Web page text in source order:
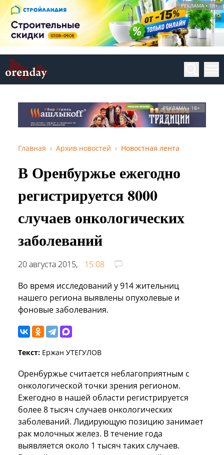
РЕКЛАМА • 18+
РЕКЛАМА • 18+
Главная Архив новостей Новостная лента
В Оренбуржье ежегодно
регистрируется 8000
случаев онкологических
заболеваний
20 августа 2015,
15:08
Во время исследований у 914 жительниц
нашего региона выявлены опухолевые и
фоновые заболевания.
Текст: Ержан УТЕГУЛОВ
Оренбуржье считается неблагоприятным с
онкологической точки зрения регионом.
Ежегодно в нашей области регистрируется
более 8 тысяч случаев онкологических
заболеваний. Лидирующую позицию занимает
рак молочных желез. В течение года
выявляется около 1 тысяч таких случаев.